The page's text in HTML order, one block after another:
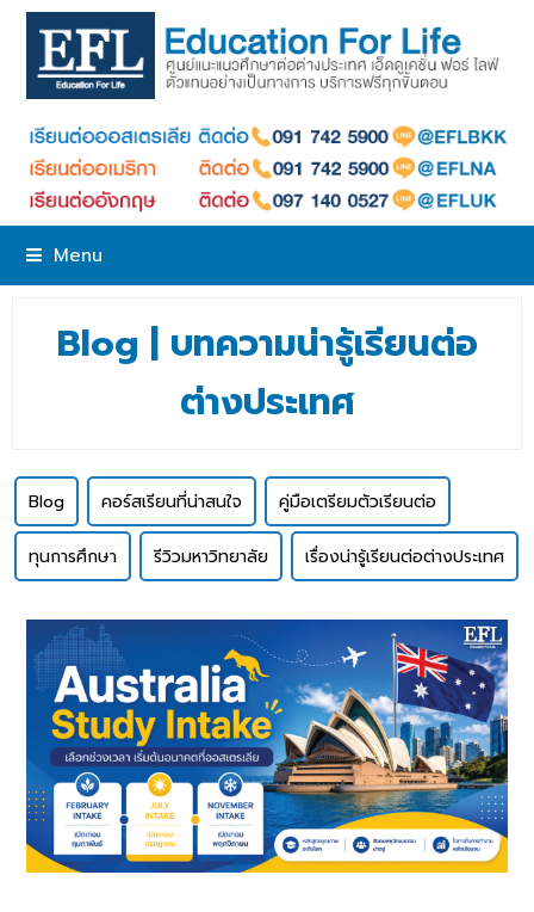
Menu
Blog | บทความน่ารู้เรียนต่อ
ต่างประเทศ
Blog คอร์สเรียนที่น่าสนใจ คู่มือเตรียมตัวเรียนต่อ
ทุนการศึกษา รีวิวมหาวิทยาลัย เรื่องน่ารู้เรียนต่อต่างประเทศ